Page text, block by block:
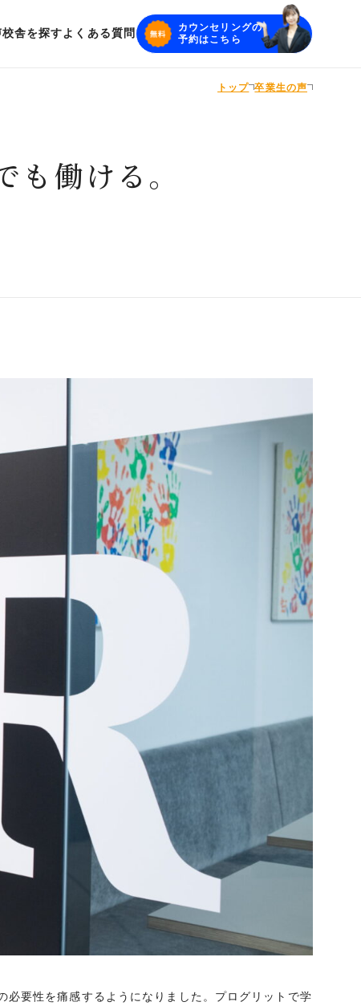
化
ス
校舎を探すよくある質問
カウンセリングの
予約はこちら
トップ 卒業生の声
働ける。
要性を痛感するようになりました。プログリットで学